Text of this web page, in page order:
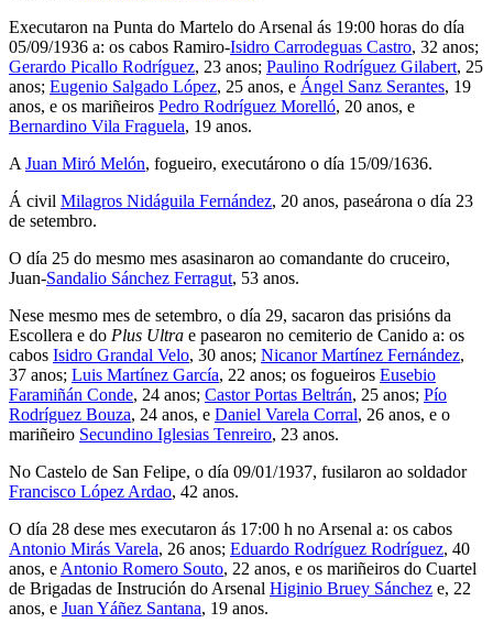
Executaron na Punta do Martelo do Arsenal ás 19:00 horas do día
05/09/1936 a: os cabos Ramiro-Isidro Carrodeguas Castro, 32 anos;
Gerardo Picallo Rodríguez, 23 anos; Paulino Rodríguez Gilabert, 25
anos; Eugenio Salgado López, 25 anos, e Ángel Sanz Serantes, 19
anos, e os mariñeiros Pedro Rodríguez Morelló, 20 anos, e
Bernardino Vila Fraguela, 19 anos.
A Juan Miró Melón, fogueiro, executárono o día 15/09/1636.
Á civil Milagros Nidáguila Fernández, 20 anos, paseárona o día 23
de setembro.
O día 25 do mesmo mes asasinaron ao comandante do cruceiro,
Juan-Sandalio Sánchez Ferragut, 53 anos.
Nese mesmo mes de setembro, o día 29, sacaron das prisións da
Escollera e do Plus Ultra e pasearon no cemiterio de Canido a: os
cabos Isidro Grandal Velo, 30 anos; Nicanor Martínez Fernández,
37 anos; Luis Martínez García, 22 anos; os fogueiros Eusebio
Faramiñán Conde, 24 anos; Castor Portas Beltrán, 25 anos; Pío
Rodríguez Bouza, 24 anos, e Daniel Varela Corral, 26 anos, e o
mariñeiro Secundino Iglesias Tenreiro, 23 anos.
No Castelo de San Felipe, o día 09/01/1937, fusilaron ao soldador
Francisco López Ardao, 42 anos.
O día 28 dese mes executaron ás 17:00 h no Arsenal a: os cabos
Antonio Mirás Varela, 26 anos; Eduardo Rodríguez Rodríguez, 40
anos, e Antonio Romero Souto, 22 anos, e os mariñeiros do Cuartel
de Brigadas de Instrución do Arsenal Higinio Bruey Sánchez e, 22
anos, e Juan Yáñez Santana, 19 anos.